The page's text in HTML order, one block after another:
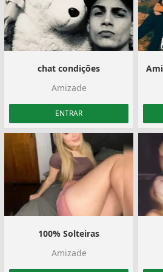
chat condições
Amizade
ENTRAR
100% Solteiras
Amizade